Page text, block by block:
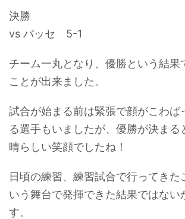
決勝
vs パッセ 5-1
チーム一丸となり、優勝という結果
ことが出来ました。
試合が始まる前は緊張で顔がこわば
る選手もいましたが、優勝が決まる
晴らしい笑顔でしたね！
日頃の練習、練習試合で行ってきた
いう舞台で発揮できた結果ではない
す。